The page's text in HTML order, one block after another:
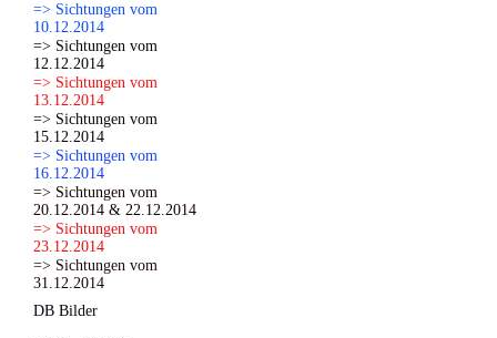
=> Sichtungen vom
10.12.2014
=> Sichtungen vom
12.12.2014
=> Sichtungen vom
13.12.2014
=> Sichtungen vom
15.12.2014
=> Sichtungen vom
16.12.2014
=> Sichtungen vom
20.12.2014 & 22.12.2014
=> Sichtungen vom
23.12.2014
=> Sichtungen vom
31.12.2014
DB Bilder